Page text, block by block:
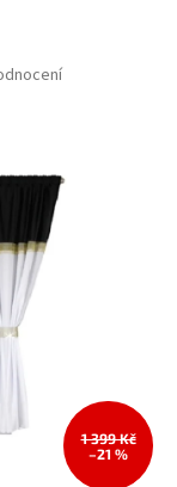
1 399 Kč
–21 %